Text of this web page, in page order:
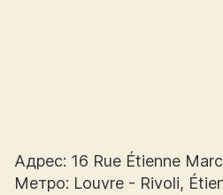
Адрес: 16 Rue Étienne
Метро: Louvre - Rivoli,